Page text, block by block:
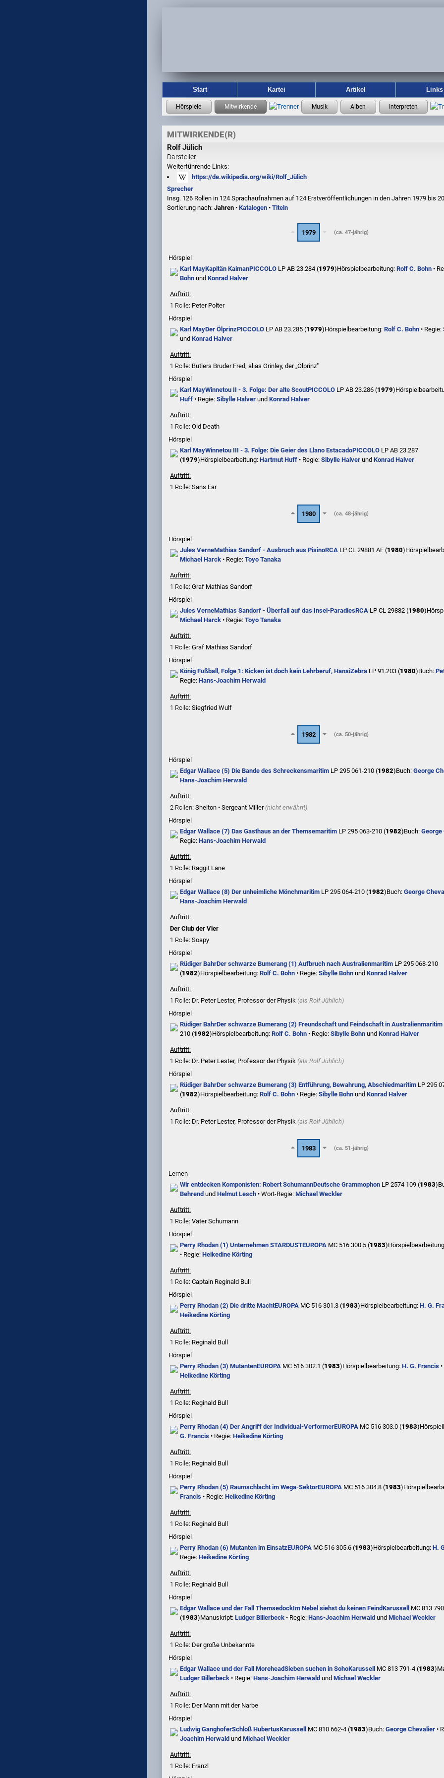
Start Kartei Artikel Links
MITWIRKENDE(R)
Rolf Jülich
Darsteller.
Weiterführende Links:
https://de.wikipedia.org/wiki/Rolf_Jülich
Sprecher
Insg. 126 Rollen in 124 Sprachaufnahmen auf 124 Erstveröffentlichungen in den Jahren 1979 bis
Sortierung nach: Jahren • Katalogen • Titeln
1979 (ca. 47-jährig)
Hörspiel
Karl MayKapitän KaimanPICCOLO LP AB 23.284 (1979)Hörspielbearbeitung: Rolf C. Bohn •
Bohn und Konrad Halver
Auftritt:
1 Rolle: Peter Polter
Hörspiel
Karl MayDer ÖlprinzPICCOLO LP AB 23.285 (1979)Hörspielbearbeitung: Rolf C. Bohn • Regie:
und Konrad Halver
Auftritt:
1 Rolle: Butlers Bruder Fred, alias Grinley, der „Ölprinz"
Hörspiel
Karl MayWinnetou II - 3. Folge: Der alte ScoutPICCOLO LP AB 23.286 (1979)
Huff • Regie: Sibylle Halver und Konrad Halver
Auftritt:
1 Rolle: Old Death
Hörspiel
Karl MayWinnetou III - 3. Folge: Die Geier des Llano EstacadoPICCOLO LP AB 23.287
(1979)Hörspielbearbeitung: Hartmut Huff • Regie: Sibylle Halver und Konrad Halver
Auftritt:
1 Rolle: Sans Ear
1980 (ca. 48-jährig)
Hörspiel
Jules VerneMathias Sandorf - Ausbruch aus PisinoRCA LP CL 29881 AF (1980)
Michael Harck • Regie: Toyo Tanaka
Auftritt:
1 Rolle: Graf Mathias Sandorf
Hörspiel
Jules VerneMathias Sandorf - Überfall auf das Insel-ParadiesRCA LP CL 29882 (1980)
Michael Harck • Regie: Toyo Tanaka
Auftritt:
1 Rolle: Graf Mathias Sandorf
Hörspiel
König Fußball, Folge 1: Kicken ist doch kein Lehrberuf, HansiZebra LP 91.203 (1980)Buch:
Regie: Hans-Joachim Herwald
Auftritt:
1 Rolle: Siegfried Wulf
1982 (ca. 50-jährig)
Hörspiel
Edgar Wallace (5) Die Bande des Schreckensmaritim LP 295 061-210 (1982)Buch: George
Hans-Joachim Herwald
Auftritt:
2 Rollen: Shelton • Sergeant Miller(nicht erwähnt)
Hörspiel
Edgar Wallace (7) Das Gasthaus an der Themsemaritim LP 295 063-210 (1982)Buch: George
Regie: Hans-Joachim Herwald
Auftritt:
1 Rolle: Raggit Lane
Hörspiel
Edgar Wallace (8) Der unheimliche Mönchmaritim LP 295 064-210 (1982)Buch: George
Hans-Joachim Herwald
Auftritt:
Der Club der Vier
1 Rolle: Soapy
Hörspiel
Rüdiger BahrDer schwarze Bumerang (1) Aufbruch nach Australienmaritim LP 295 068-210
(1982)Hörspielbearbeitung: Rolf C. Bohn • Regie: Sibylle Bohn und Konrad Halver
Auftritt:
1 Rolle: Dr. Peter Lester, Professor der Physik (als Rolf Jühlich)
Hörspiel
Rüdiger BahrDer schwarze Bumerang (2) Freundschaft und Feindschaft in Australienmaritim
210 (1982)Hörspielbearbeitung: Rolf C. Bohn • Regie: Sibylle Bohn und Konrad Halver
Auftritt:
1 Rolle: Dr. Peter Lester, Professor der Physik (als Rolf Jühlich)
Hörspiel
Rüdiger BahrDer schwarze Bumerang (3) Entführung, Bewahrung, Abschiedmaritim LP 295
(1982)Hörspielbearbeitung: Rolf C. Bohn • Regie: Sibylle Bohn und Konrad Halver
Auftritt:
1 Rolle: Dr. Peter Lester, Professor der Physik (als Rolf Jühlich)
1983 (ca. 51-jährig)
Lernen
Wir entdecken Komponisten: Robert SchumannDeutsche Grammophon LP 2574 109 (1983)
Behrend und Helmut Lesch • Wort-Regie: Michael Weckler
Auftritt:
1 Rolle: Vater Schumann
Hörspiel
Perry Rhodan (1) Unternehmen STARDUSTEUROPA MC 516 300.5 (1983)
• Regie: Heikedine Körting
Auftritt:
1 Rolle: Captain Reginald Bull
Hörspiel
Perry Rhodan (2) Die dritte MachtEUROPA MC 516 301.3 (1983)Hörspielbearbeitung: H. G.
Heikedine Körting
Auftritt:
1 Rolle: Reginald Bull
Hörspiel
Perry Rhodan (3) MutantenEUROPA MC 516 302.1 (1983)Hörspielbearbeitung: H. G. Francis
Heikedine Körting
Auftritt:
1 Rolle: Reginald Bull
Hörspiel
Perry Rhodan (4) Der Angriff der Individual-VerformerEUROPA MC 516 303.0 (1983)
G. Francis • Regie: Heikedine Körting
Auftritt:
1 Rolle: Reginald Bull
Hörspiel
Perry Rhodan (5) Raumschlacht im Wega-SektorEUROPA MC 516 304.8 (1983)
Francis • Regie: Heikedine Körting
Auftritt:
1 Rolle: Reginald Bull
Hörspiel
Perry Rhodan (6) Mutanten im EinsatzEUROPA MC 516 305.6 (1983)Hörspielbearbeitung: H.
Regie: Heikedine Körting
Auftritt:
1 Rolle: Reginald Bull
Hörspiel
Edgar Wallace und der Fall ThemsedockIm Nebel siehst du keinen FeindKarussell MC 813
(1983)Manuskript: Ludger Billerbeck • Regie: Hans-Joachim Herwald und Michael Weckler
Auftritt:
1 Rolle: Der große Unbekannte
Hörspiel
Edgar Wallace und der Fall MoreheadSieben suchen in SohoKarussell MC 813 791-4 (1983)
Ludger Billerbeck • Regie: Hans-Joachim Herwald und Michael Weckler
Auftritt:
1 Rolle: Der Mann mit der Narbe
Hörspiel
Ludwig GanghoferSchloß HubertusKarussell MC 810 662-4 (1983)Buch: George Chevalier •
Joachim Herwald und Michael Weckler
Auftritt:
1 Rolle: Franzl